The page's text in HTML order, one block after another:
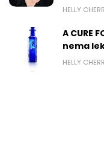
HELLY
A CURE
nema
HELLY